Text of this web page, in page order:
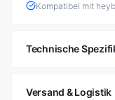
Kompatibel mit
Technische
Versand & Logistik